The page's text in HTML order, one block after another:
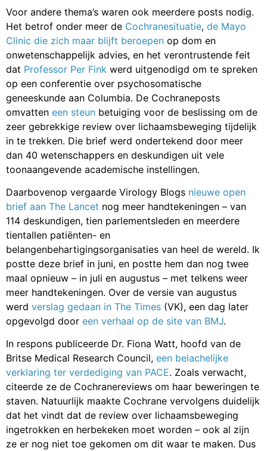
Voor andere thema’s waren ook meerdere posts nodig.
Het betrof onder meer de Cochranesituatie, de Mayo
Clinic die zich maar blijft beroepen op dom en
onwetenschappelijk advies, en het verontrustende feit
dat Professor Per Fink werd uitgenodigd om te spreken
op een conferentie over psychosomatische
geneeskunde aan Columbia. De Cochraneposts
omvatten een steun betuiging voor de beslissing om de
zeer gebrekkige review over lichaamsbeweging tijdelijk
in te trekken. Die brief werd ondertekend door meer
dan 40 wetenschappers en deskundigen uit vele
toonaangevende academische instellingen.
Daarbovenop vergaarde Virology Blogs nieuwe open
brief aan The Lancet nog meer handtekeningen – van
114 deskundigen, tien parlementsleden en meerdere
tientallen patiënten- en
belangenbehartigingsorganisaties van heel de wereld. Ik
postte deze brief in juni, en postte hem dan nog twee
maal opnieuw – in juli en augustus – met telkens weer
meer handtekeningen. Over de versie van augustus
werd verslag gedaan in The Times (VK), een dag later
opgevolgd door een verhaal op de site van BMJ.
In respons publiceerde Dr. Fiona Watt, hoofd van de
Britse Medical Research Council, een belachelijke
verklaring ter verdediging van PACE. Zoals verwacht,
citeerde ze de Cochranereviews om haar beweringen te
staven. Natuurlijk maakte Cochrane vervolgens duidelijk
dat het vindt dat de review over lichaamsbeweging
ingetrokken en herbekeken moet worden – ook al zijn
ze er nog niet toe gekomen om dit waar te maken. Dus